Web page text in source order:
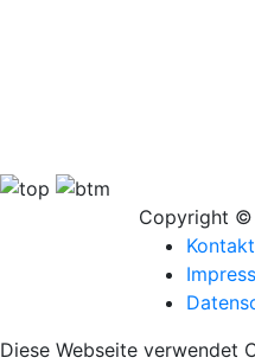
Copyright ©
Kontakt
Diese Webseite verwendet